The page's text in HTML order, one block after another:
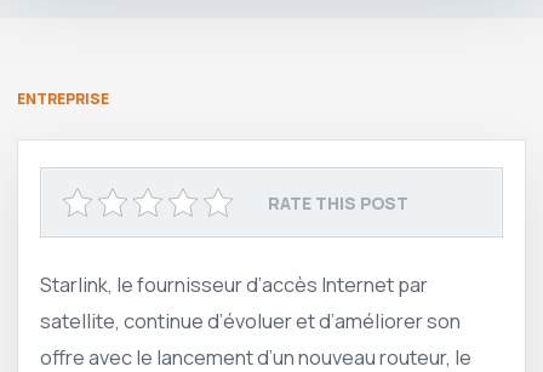
ENTREPRISE
RATE THIS POST
Starlink, le fournisseur d’accès Internet par
satellite, continue d’évoluer et d’améliorer son
offre avec le lancement d’un nouveau routeur, le